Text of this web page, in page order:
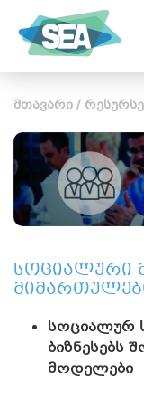
მთავარი /
სოციალური
სოციალურ
ბიზნესებს
მოდელები